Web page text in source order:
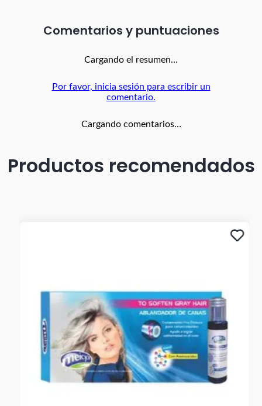
Comentarios
Cargando el resumen…
Por favor, inicia sesión para escribir un
comentario.
Cargando comentarios…
Productos recomendados